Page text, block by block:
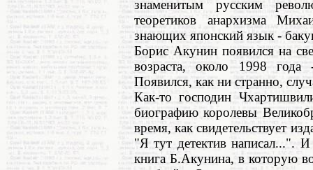
знаменитым русским
теоретиков анархизма
знающих японский язык -
Борис Акунин появился на
возраста, около 1998 года
Появился, как ни странно,
Как-то господин
биографию королевы
время, как свидетельствует
"Я тут детектив написал...".
книга Б.Акунина, в которую